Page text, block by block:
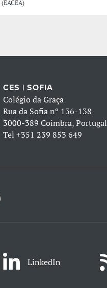
CES | SOFIA
Colégio da Graça
Rua da Sofia nº 136-138
3000-389 Coimbra, Portugal
Tel +351 239 853 649
LinkedIn